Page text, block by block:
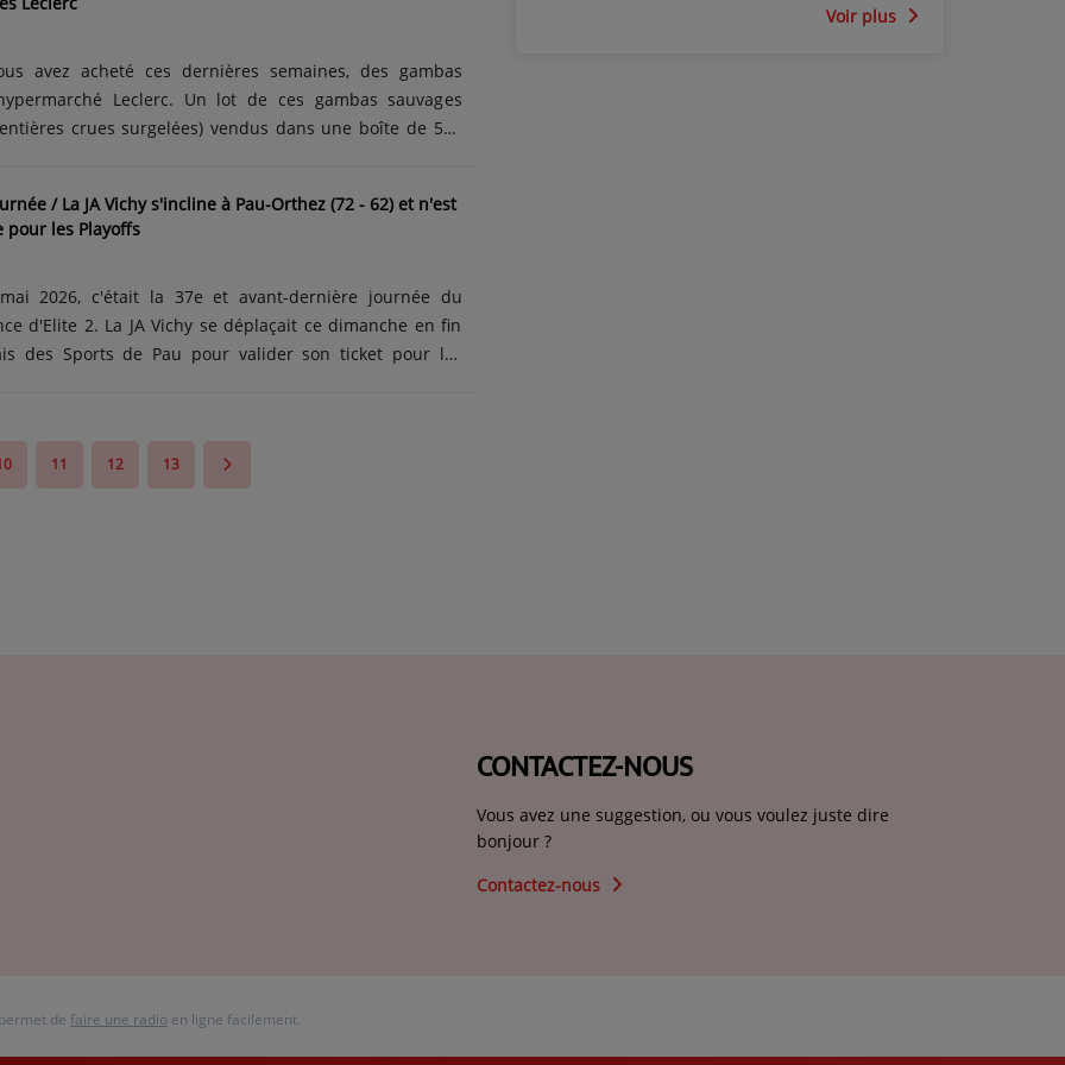
l’espace muséal des rapatriés d’Indochine de
avez acheté ces dernières semaines, des gambas
Leclerc. Un lot de ces gambas sauvages
crues surgelées) vendus dans une boîte de 500
troubles gastro-intestinaux bénins chez les personnes
Mais pour les personnes sensibles ou atteintes
les symptômes peuvent être beaucoup......
/ La JA Vichy s'incline à Pau-Orthez (72 - 62) et n'est
les Playoffs
2026, c'était la 37e et avant-dernière journée du
d'Elite 2. La JA Vichy se déplaçait ce dimanche en fin
des Sports de Pau pour valider son ticket pour les
gagner vendredi prochain, lors de la dernière journée
sans passer par les play-in. Les Vichyssois vont recevoir
7e. Les Nantais jouent également......
11 12 13
Voir plus
CONTACTEZ-NOUS
Vous avez une suggestion, ou vous voulez juste dire
bonjour ?
Contactez-nous
de faire une radio en ligne facilement.